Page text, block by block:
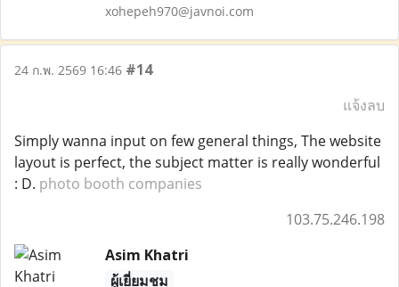
xohepeh970@javnoi.com
24 ก.พ. 2569 16:46 #14
แจ้งลบ
Simply wanna input on few general things, The website
layout is perfect, the subject matter is really wonderful
: D. photo booth companies
103.75.246.198
Asim Khatri
ผู้เยี่ยมชม